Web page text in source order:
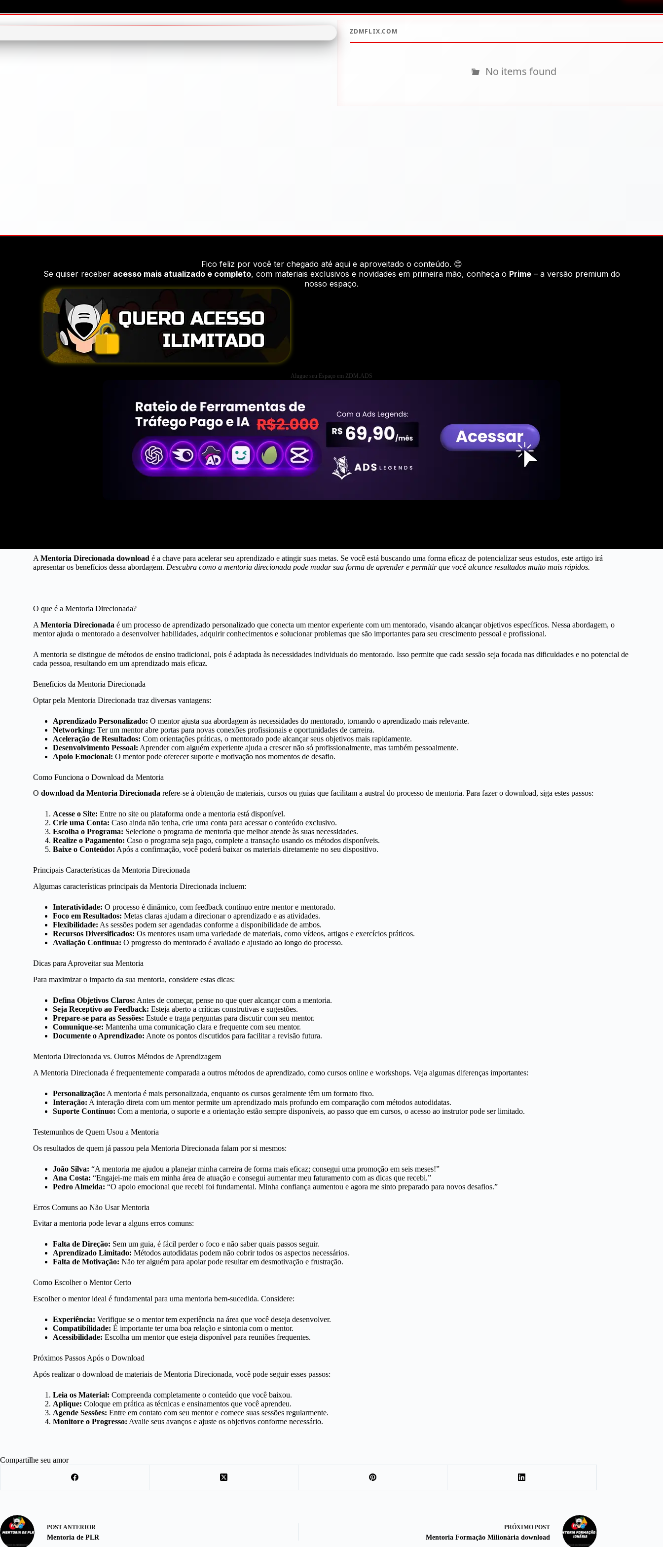
No items found
Fico feliz por você ter chegado até aqui e aproveitado o conteúdo. 😊
Se quiser receber acesso mais atualizado e completo, com materiais exclusivos e novidades em primeira mão, conheça o Prime– a versão premium do
nosso espaço.
Alugue seu Espaço em ZDM.ADS
AMentoria Direcionada download é a chave para acelerar seu aprendizado e atingir suas metas. Se você está buscando uma forma eficaz de potencializar seus estudos, este artigo irá
apresentar os benefícios dessa abordagem. Descubra como a mentoria direcionada pode mudar sua forma de aprender e permitir que você alcance resultados muito mais rápidos.
O que é a Mentoria Direcionada?
AMentoria Direcionada é um processo de aprendizado personalizado que conecta um mentor experiente com um mentorado, visando alcançar objetivos específicos. Nessa abordagem, o
mentor ajuda o mentorado a desenvolver habilidades, adquirir conhecimentos e solucionar problemas que são importantes para seu crescimento pessoal e profissional.
A mentoria se distingue de métodos de ensino tradicional, pois é adaptada às necessidades individuais do mentorado. Isso permite que cada sessão seja focada nas dificuldades e no potencial de
cada pessoa, resultando em um aprendizado mais eficaz.
Benefícios da Mentoria Direcionada
Optar pela Mentoria Direcionada traz diversas vantagens:
Aprendizado Personalizado: O mentor ajusta sua abordagem às necessidades do mentorado, tornando o aprendizado mais relevante.
Networking: Ter um mentor abre portas para novas conexões profissionais e oportunidades de carreira.
Aceleração de Resultados: Com orientações práticas, o mentorado pode alcançar seus objetivos mais rapidamente.
Desenvolvimento Pessoal: Aprender com alguém experiente ajuda a crescer não só profissionalmente, mas também pessoalmente.
Apoio Emocional: O mentor pode oferecer suporte e motivação nos momentos de desafio.
Como Funciona o Download da Mentoria
Odownload da Mentoria Direcionada refere-se à obtenção de materiais, cursos ou guias que facilitam a austral do processo de mentoria. Para fazer o download, siga estes passos:
Acesse o Site: Entre no site ou plataforma onde a mentoria está disponível.
Crie uma Conta: Caso ainda não tenha, crie uma conta para acessar o conteúdo exclusivo.
Escolha o Programa: Selecione o programa de mentoria que melhor atende às suas necessidades.
Realize o Pagamento: Caso o programa seja pago, complete a transação usando os métodos disponíveis.
Baixe o Conteúdo: Após a confirmação, você poderá baixar os materiais diretamente no seu dispositivo.
Principais Características da Mentoria Direcionada
Algumas características principais da Mentoria Direcionada incluem:
Interatividade: O processo é dinâmico, com feedback contínuo entre mentor e mentorado.
Foco em Resultados: Metas claras ajudam a direcionar o aprendizado e as atividades.
Flexibilidade: As sessões podem ser agendadas conforme a disponibilidade de ambos.
Recursos Diversificados: Os mentores usam uma variedade de materiais, como vídeos, artigos e exercícios práticos.
Avaliação Contínua: O progresso do mentorado é avaliado e ajustado ao longo do processo.
Dicas para Aproveitar sua Mentoria
Para maximizar o impacto da sua mentoria, considere estas dicas:
Defina Objetivos Claros: Antes de começar, pense no que quer alcançar com a mentoria.
Seja Receptivo ao Feedback: Esteja aberto a críticas construtivas e sugestões.
Prepare-se para as Sessões: Estude e traga perguntas para discutir com seu mentor.
Comunique-se: Mantenha uma comunicação clara e frequente com seu mentor.
Documente o Aprendizado: Anote os pontos discutidos para facilitar a revisão futura.
Mentoria Direcionada vs. Outros Métodos de Aprendizagem
A Mentoria Direcionada é frequentemente comparada a outros métodos de aprendizado, como cursos online e workshops. Veja algumas diferenças importantes:
Personalização: A mentoria é mais personalizada, enquanto os cursos geralmente têm um formato fixo.
Interação: A interação direta com um mentor permite um aprendizado mais profundo em comparação com métodos autodidatas.
Suporte Contínuo: Com a mentoria, o suporte e a orientação estão sempre disponíveis, ao passo que em cursos, o acesso ao instrutor pode ser limitado.
Testemunhos de Quem Usou a Mentoria
Os resultados de quem já passou pela Mentoria Direcionada falam por si mesmos:
João Silva: “A mentoria me ajudou a planejar minha carreira de forma mais eficaz; consegui uma promoção em seis meses!”
Ana Costa: “Engajei-me mais em minha área de atuação e consegui aumentar meu faturamento com as dicas que recebi.”
Pedro Almeida: “O apoio emocional que recebi foi fundamental. Minha confiança aumentou e agora me sinto preparado para novos desafios.”
Erros Comuns ao Não Usar Mentoria
Evitar a mentoria pode levar a alguns erros comuns:
Falta de Direção: Sem um guia, é fácil perder o foco e não saber quais passos seguir.
Aprendizado Limitado: Métodos autodidatas podem não cobrir todos os aspectos necessários.
Falta de Motivação: Não ter alguém para apoiar pode resultar em desmotivação e frustração.
Como Escolher o Mentor Certo
Escolher o mentor ideal é fundamental para uma mentoria bem-sucedida. Considere:
Experiência: Verifique se o mentor tem experiência na área que você deseja desenvolver.
Compatibilidade: É importante ter uma boa relação e sintonia com o mentor.
Acessibilidade: Escolha um mentor que esteja disponível para reuniões frequentes.
Próximos Passos Após o Download
Após realizar o download de materiais de Mentoria Direcionada, você pode seguir esses passos:
Leia os Material: Compreenda completamente o conteúdo que você baixou.
Aplique: Coloque em prática as técnicas e ensinamentos que você aprendeu.
Agende Sessões: Entre em contato com seu mentor e comece suas sessões regularmente.
Monitore o Progresso: Avalie seus avanços e ajuste os objetivos conforme necessário.
Compartilhe seu amor
POSTANTERIOR
Mentoria de PLR
PRÓXIMO POST
Mentoria Formação Milionária download